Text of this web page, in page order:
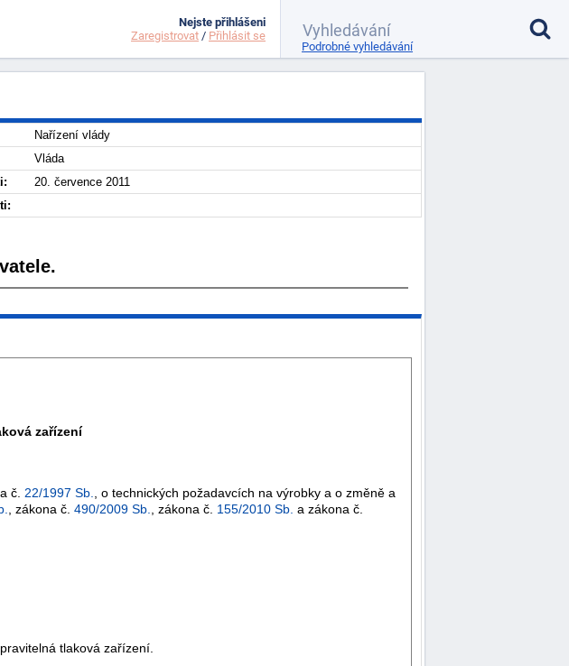
Nařízení vlády
Vláda
20. července 2011
zařízení
č. 22/1997 Sb.
, o technických požadavcích na výrobky a o změně a
, zákona č. 490/2009 Sb. , zákona č. 155/2010 Sb. a zákona č.
tlaková zařízení.
Nejste přihlášeni
Zaregistrovat / Přihlásit se
Podrobné vyhledávání